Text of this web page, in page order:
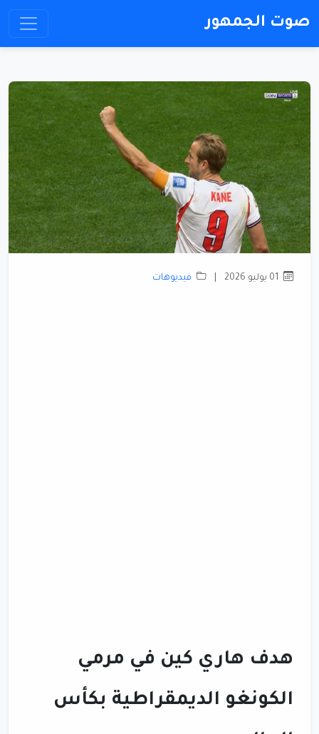
صوت الجمهور
فيديوهات
هدف هاري كين في مرمي
الكونغو الديمقراطية بكأس